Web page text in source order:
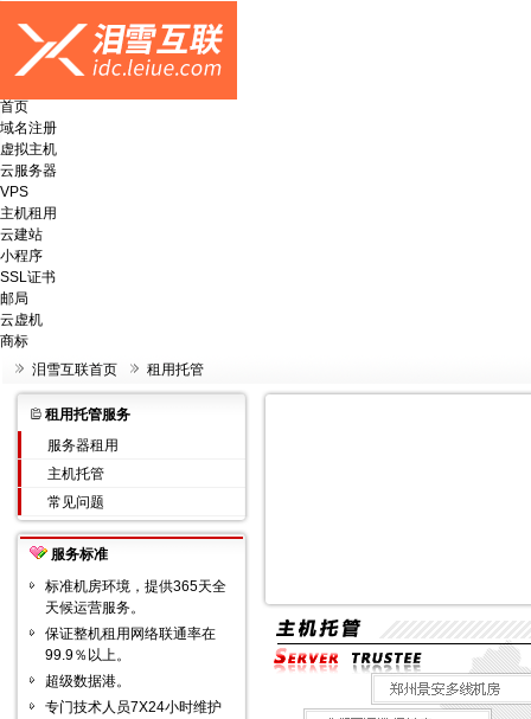
首页
域名注册
虚拟主机
云服务器
VPS
主机租用
云建站
小程序
SSL证书
邮局
云虚机
商标
泪雪互联首页
租用托管
租用托管服务
服务器租用
主机托管
常见问题
服务标准
标准机房环境，提供365天全
天候运营服务。
保证整机租用 网络联通率在
99.9％以上。
超级数据港。
专门技术人员7X24小时维护